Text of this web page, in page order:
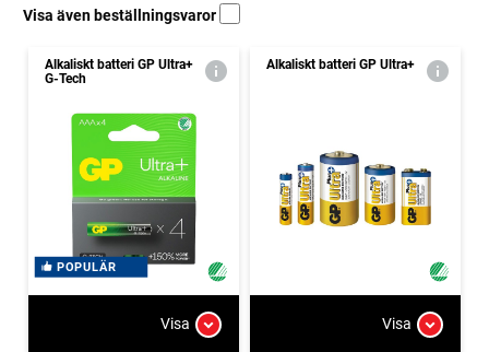
Visa även beställningsvaror
Alkaliskt batteri GP Ultra+
G-Tech
POPULÄR
Visa
Alkaliskt batteri GP Ultra+
Visa